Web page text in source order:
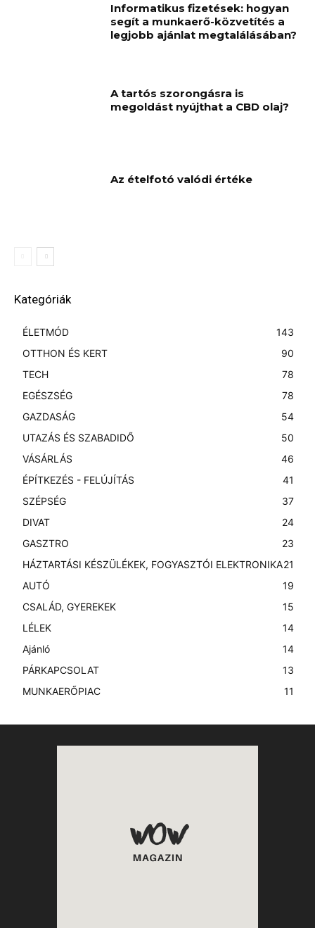
Informatikus fizetések: hogyan
segít a munkaerő-közvetítés a
legjobb ajánlat megtalálásában?
A tartós szorongásra is
megoldást nyújthat a CBD olaj?
Az ételfotó valódi értéke
Kategóriák
ÉLETMÓD
143
OTTHON ÉS KERT
90
TECH
78
EGÉSZSÉG
78
GAZDASÁG
54
UTAZÁS ÉS SZABADIDŐ
50
VÁSÁRLÁS
46
ÉPÍTKEZÉS - FELÚJÍTÁS
41
SZÉPSÉG
37
DIVAT
24
GASZTRO
23
HÁZTARTÁSI KÉSZÜLÉKEK, FOGYASZTÓI ELEKTRONIKA21
AUTÓ
19
CSALÁD, GYEREKEK
15
LÉLEK
14
Ajánló
14
PÁRKAPCSOLAT
13
MUNKAERŐPIAC
11